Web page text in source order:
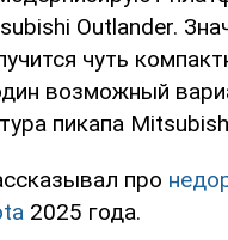
Outlander.
чуть
возможный
пикапа
про
2025 года.